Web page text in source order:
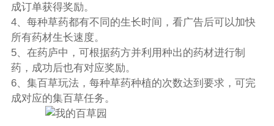
成订单获得奖励。
4、每种草药都有不同的生长时间，看广告后可以加快
所有药材生长速度。
5、在药庐中，可根据药方并利用种出的药材进行制
药，成功后也有对应奖励。
6、集百草玩法，每种草药种植的次数达到要求，可完
成对应的集百草任务。